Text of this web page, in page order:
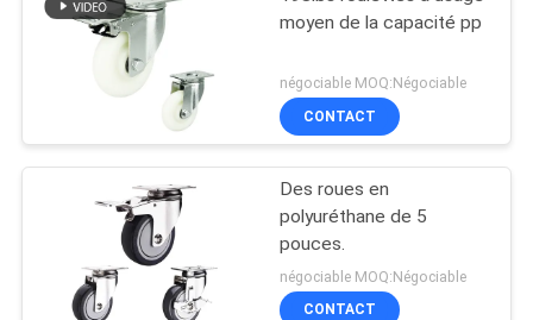
moyen de la capacité pp
négociable MOQ:Négociable
CONTACT
Des roues en
polyuréthane de 5
pouces.
négociable MOQ:Négociable
CONTACT